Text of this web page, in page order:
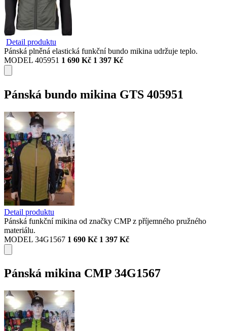
Detail produktu
Pánská plněná elastická funkční bundo mikina udržuje teplo.
MODEL 405951 1 690 Kč 1 397 Kč
Pánská bundo mikina GTS 405951
Detail produktu
Pánská funkční mikina od značky CMP z příjemného pružného
materiálu.
MODEL 34G1567 1 690 Kč 1 397 Kč
Pánská mikina CMP 34G1567